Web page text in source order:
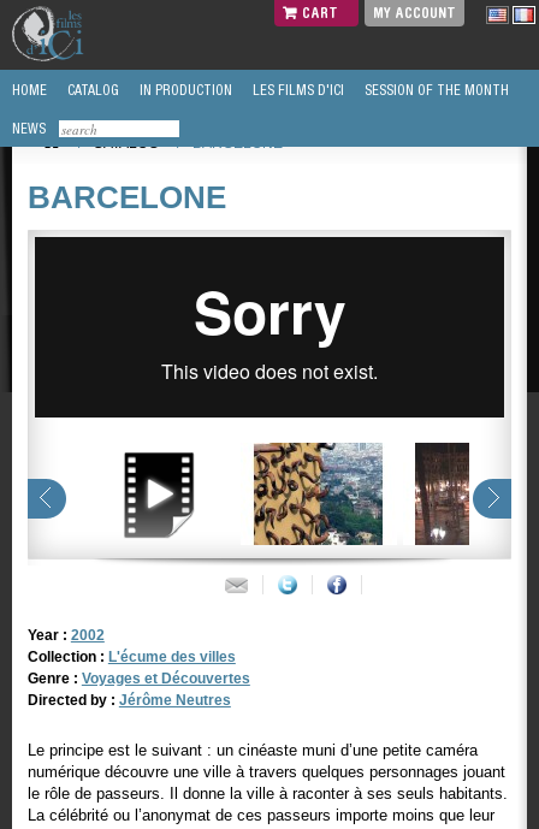
CART MY ACCOUNT
HOME CATALOG IN PRODUCTION LES FILMS D'ICI SESSION OF THE MONTH
NEWS
/
CATALOG / BARCELONE
BARCELONE
Year : 2002
Collection : L'écume des villes
Genre : Voyages et Découvertes
Directed by : Jérôme Neutres
Le principe est le suivant : un cinéaste muni d’une petite caméra
numérique découvre une ville à travers quelques personnages jouant
le rôle de passeurs. Il donne la ville à raconter à ses seuls habitants.
La célébrité ou l’anonymat de ces passeurs importe moins que leur